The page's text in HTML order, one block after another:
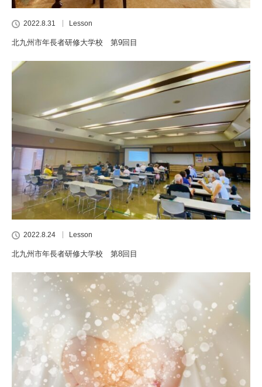
2022.8.31 Lesson
北九州市年長者研修大学校 第9回目
2022.8.24 Lesson
北九州市年長者研修大学校 第8回目